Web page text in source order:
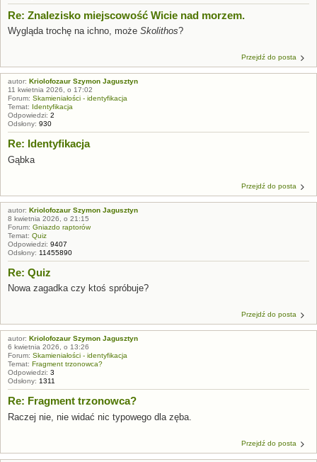
Re: Znalezisko miejscowość Wicie nad morzem.
Wygląda trochę na ichno, może Skolithos?
Przejdź do posta
autor: Kriolofozaur Szymon Jagusztyn
11 kwietnia 2026, o 17:02
Forum: Skamieniałości - identyfikacja
Temat: Identyfikacja
Odpowiedzi: 2
Odsłony: 930
Re: Identyfikacja
Gąbka
Przejdź do posta
autor: Kriolofozaur Szymon Jagusztyn
8 kwietnia 2026, o 21:15
Forum: Gniazdo raptorów
Temat: Quiz
Odpowiedzi: 9407
Odsłony: 11455890
Re: Quiz
Nowa zagadka czy ktoś spróbuje?
Przejdź do posta
autor: Kriolofozaur Szymon Jagusztyn
6 kwietnia 2026, o 13:26
Forum: Skamieniałości - identyfikacja
Temat: Fragment trzonowca?
Odpowiedzi: 3
Odsłony: 1311
Re: Fragment trzonowca?
Raczej nie, nie widać nic typowego dla zęba.
Przejdź do posta